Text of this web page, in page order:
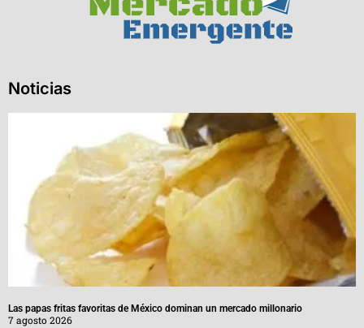
Noticias
Las papas fritas favoritas de México dominan un mercado millonario
7 agosto 2026